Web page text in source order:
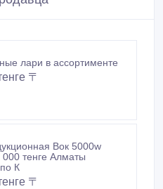
лари в ассортименте
〒
Вок 5000w
000 тенге Алматы
К
〒